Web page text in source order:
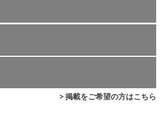
> 掲載をご希望の方はこちら